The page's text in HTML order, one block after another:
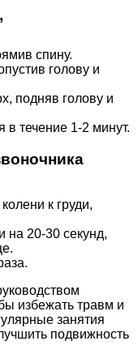
спину.
голову и
подняв голову и
течение 1-2 минут.
к груди,
на 20-30 секунд,
избежать травм и
занятия
подвижность